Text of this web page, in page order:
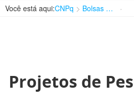
Você está aqui:CNPq Bolsas e Auxílios Vigentes
Projetos de